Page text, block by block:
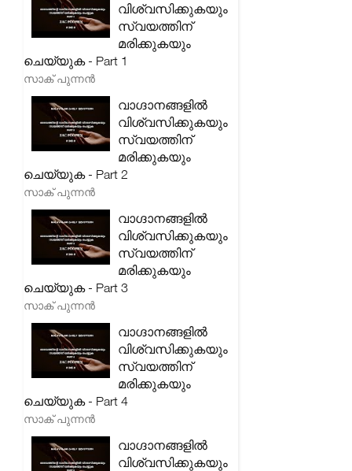
വിശ്വസിക്കുകയും
സ്വയത്തിന്
മരിക്കുകയും
ചെയ്യുക - Part 1
സാക് പുന്നൻ
വാഗ്ദാനങ്ങളിൽ
വിശ്വസിക്കുകയും
സ്വയത്തിന്
മരിക്കുകയും
ചെയ്യുക - Part 2
സാക് പുന്നൻ
വാഗ്ദാനങ്ങളിൽ
വിശ്വസിക്കുകയും
സ്വയത്തിന്
മരിക്കുകയും
ചെയ്യുക - Part 3
സാക് പുന്നൻ
വാഗ്ദാനങ്ങളിൽ
വിശ്വസിക്കുകയും
സ്വയത്തിന്
മരിക്കുകയും
ചെയ്യുക - Part 4
സാക് പുന്നൻ
വാഗ്ദാനങ്ങളിൽ
വിശ്വസിക്കുകയും